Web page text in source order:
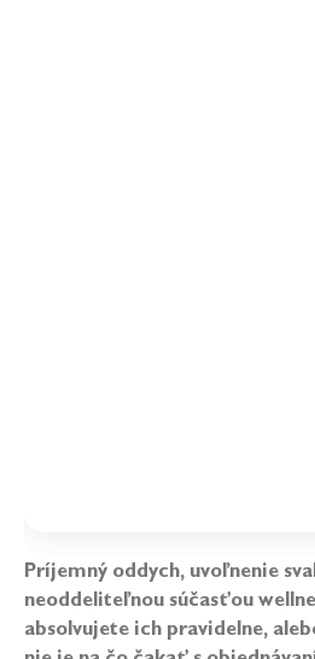
Príjemný oddych, uvoľnenie
neoddeliteľnou súčasťou
absolvujete ich pravidelne,